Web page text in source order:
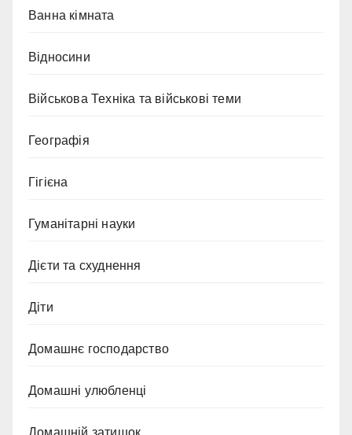
Ванна кімната
Відносини
Військова Техніка та військові теми
Географія
Гігієна
Гуманітарні науки
Дієти та схуднення
Діти
Домашнє господарство
Домашні улюбленці